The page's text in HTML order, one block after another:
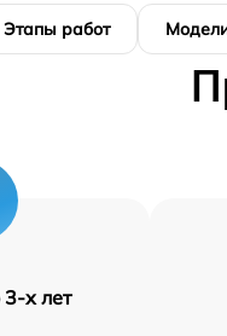
Этапы работ
х лет